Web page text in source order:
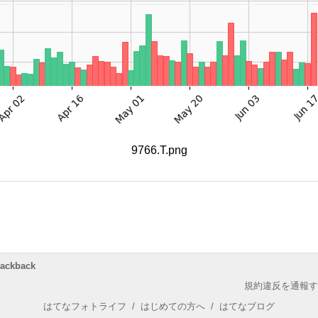
9766.T.png
規約違反を通報
はてなフォトライフ / はじめての方へ / はてなブログ